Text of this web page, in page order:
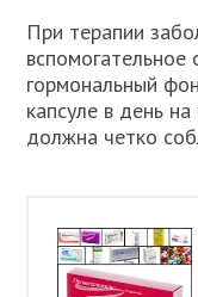
При терапии
гормональный
капсуле в день
должна четко